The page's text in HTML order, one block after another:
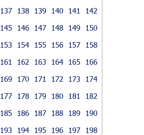
137 138 139 140 141
142
145 146 147 148 149
150
153 154 155 156 157
158
161 162 163 164 165
166
169 170 171 172 173
174
177 178 179 180 181
182
185 186 187 188 189
190
193 194 195 196 197
198